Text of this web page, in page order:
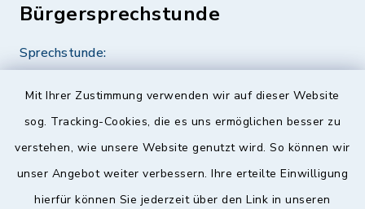
Mit Ihrer Zustimmung verwenden wir auf dieser Website
sog. Tracking-Cookies, die es uns ermöglichen besser zu
verstehen, wie unsere Website genutzt wird. So können wir
unser Angebot weiter verbessern. Ihre erteilte Einwilligung
hierfür können Sie jederzeit über den Link in unseren
Bürgersprechstunde
Sprechstunde:
Quicklinks